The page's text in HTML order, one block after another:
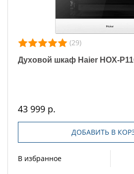
(29)
Духовой шкаф Haier HOX-
43 999 р.
ДОБАВИТЬ В
В избранное